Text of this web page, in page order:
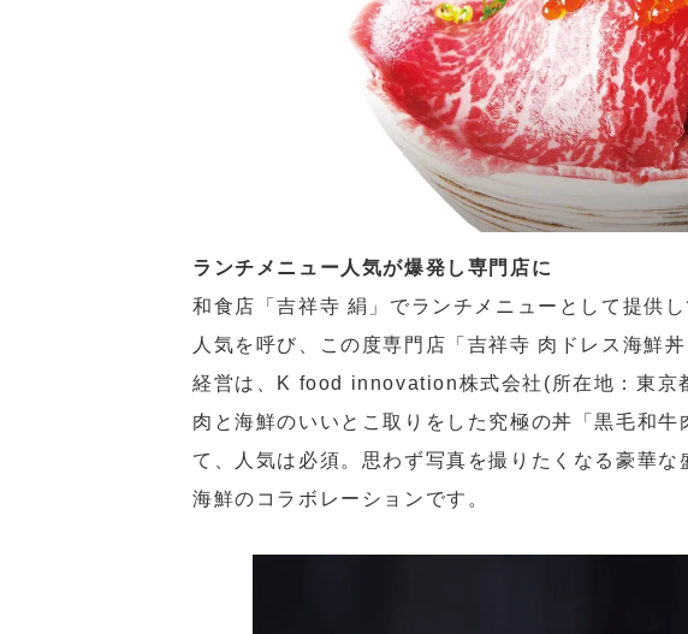
ランチメニュー人気が爆発し専門店に
和食店「吉祥寺 絹」でランチメニューとして提供
人気を呼び、この度専門店「吉祥寺 肉ドレス海鮮
経営は、K food innovation株式会社(所在地：東京
肉と海鮮のいいとこ取りをした究極の丼「黒毛和
て、人気は必須。思わず写真を撮りたくなる豪華
海鮮のコラボレーションです。